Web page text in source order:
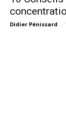
Didier Pénissard -